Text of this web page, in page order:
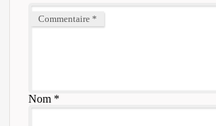
Commentaire *
Nom*